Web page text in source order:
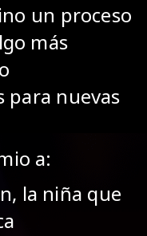
un proceso
más
nuevas
a:
la niña que